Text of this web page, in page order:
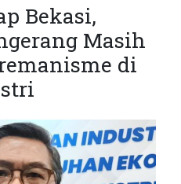
Bekasi,
Masih
di